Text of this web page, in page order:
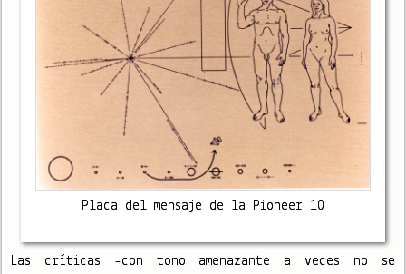
Placa del mensaje de la Pioneer 10
Las críticas -con tono amenazante a veces no se